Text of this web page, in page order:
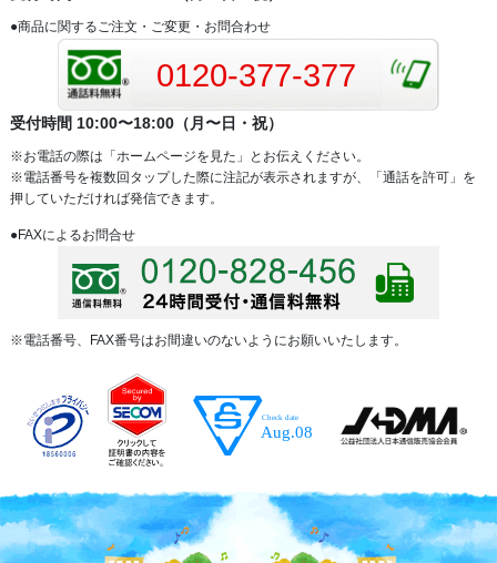
●商品に関するご注文・ご変更・お問合わせ
0120-377-377
受付時間 10:00〜18:00（月〜日・祝）
※お電話の際は「ホームページを見た」とお伝えください。
※電話番号を複数回タップした際に注記が表示されますが、「通話を許可」を
押していただければ発信できます。
●FAXによるお問合せ
※電話番号、FAX番号はお間違いのないようにお願いいたします。